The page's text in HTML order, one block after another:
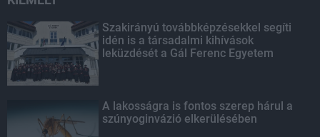
Szakirányú továbbképzésekkel segíti
idén is a társadalmi kihívások
leküzdését a Gál Ferenc Egyetem
A lakosságra is fontos szerep hárul a
szúnyoginvázió elkerülésében